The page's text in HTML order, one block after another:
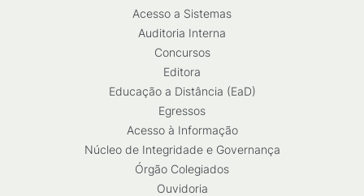
Acesso a Sistemas
Auditoria Interna
Concursos
Editora
Educação a Distância (EaD)
Egressos
Acesso à Informação
Núcleo de Integridade e Governança
Órgão Colegiados
Ouvidoria